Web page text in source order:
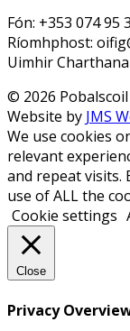
Fón: +353 074 95
Ríomhphost:
Uimhir
© 2026
Website by JMS
We use cookies
relevant
and repeat visits.
use of ALL the
Cookie settings
Close
Privacy